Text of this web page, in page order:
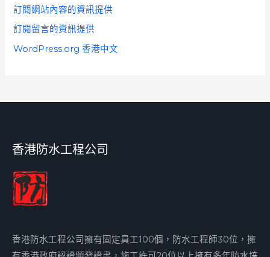
訂閱網站內容的資訊提供
訂閱留言的資訊提供
WordPress.org 香港中文
香港防水工程公司
香港防水工程公司擁有固定員工100個，防水工程師30位，擁